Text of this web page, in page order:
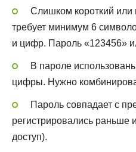
Слишком короткий или
требует минимум 6
и цифр. Пароль «123456»
В пароле
цифры. Нужно
Пароль совпадает с
регистрировались раньше
доступ).